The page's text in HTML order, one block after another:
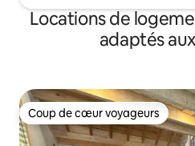
Locations de
adaptés
Coup de cœur voyageurs
Coup de cœur voyageurs